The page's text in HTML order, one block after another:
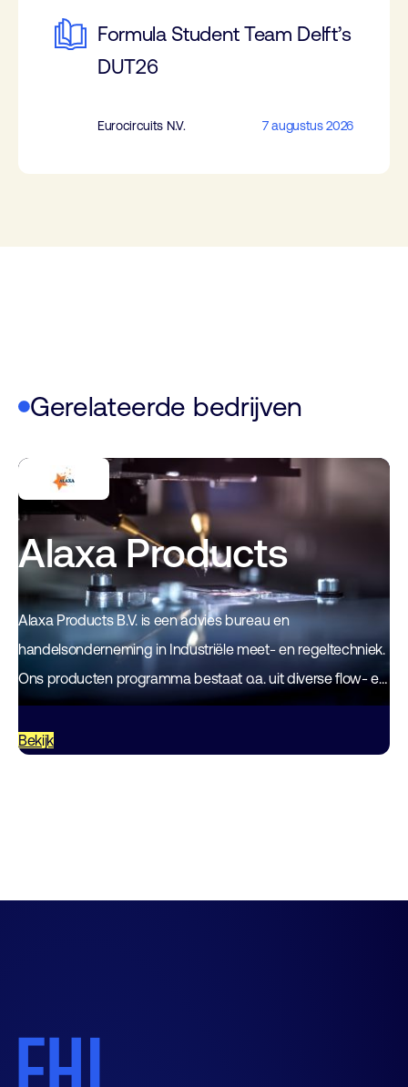
Formula Student Team Delft’s
DUT26
Eurocircuits N.V. 7 augustus 2026
Gerelateerde bedrijven
Alaxa Products
Alaxa Products B.V. is een advies bureau en
handelsonderneming in Industriële meet- en regeltechniek.
Ons producten programma bestaat o.a. uit diverse flow- en
niveaumetingen, afsluiters, manometers en (perslucht)
koppelingen.
Bekijk